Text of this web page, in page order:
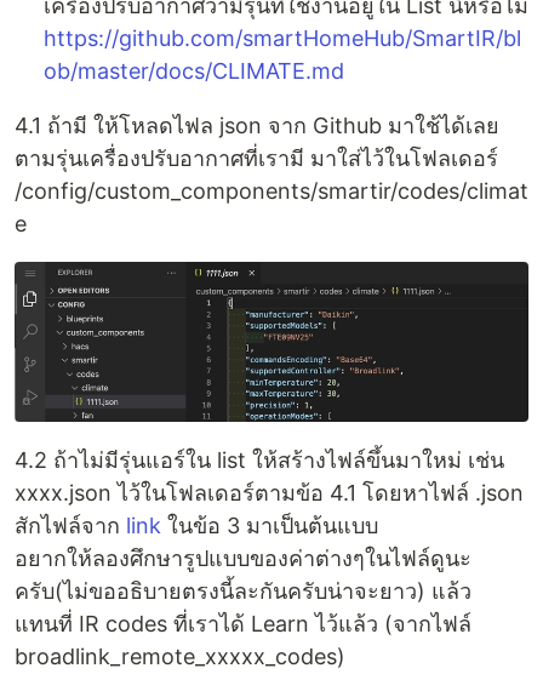
เครื่องปรับอากาศว่ามีรุ่นที่ใช้งานอยู่ใน List นี้หรือไม่
https://github.com/smartHomeHub/SmartIR/bl
ob/master/docs/CLIMATE.md
4.1 ถ้ามี ให้โหลดไฟล json จาก Github มาใช้ได้เลย
ตามรุ่นเครื่องปรับอากาศที่เรามี มาใส่ไว้ในโฟลเดอร์
/config/custom_components/smartir/codes/climat
e
4.2 ถ้าไม่มีรุ่นแอร์ใน list ให้สร้างไฟล์ขึ้นมาใหม่ เช่น
xxxx.json ไว้ในโฟลเดอร์ตามข้อ 4.1 โดยหาไฟล์ .json
สักไฟล์จาก link ในข้อ 3 มาเป็นต้นแบบ
อยากให้ลองศึกษารูปแบบของค่าต่างๆในไฟล์ดูนะ
ครับ(ไม่ขออธิบายตรงนี้ละกันครับน่าจะยาว) แล้ว
แทนที่ IR codes ที่เราได้ Learn ไว้แล้ว (จากไฟล์
broadlink_remote_xxxxx_codes)